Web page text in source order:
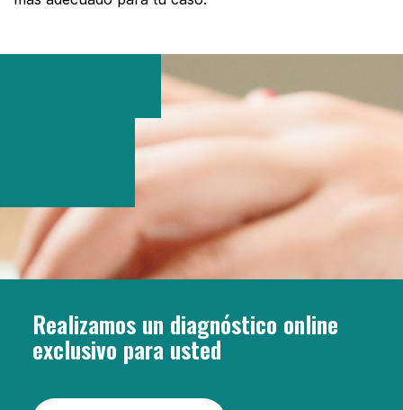
Realizamos un diagnóstico online
exclusivo para usted